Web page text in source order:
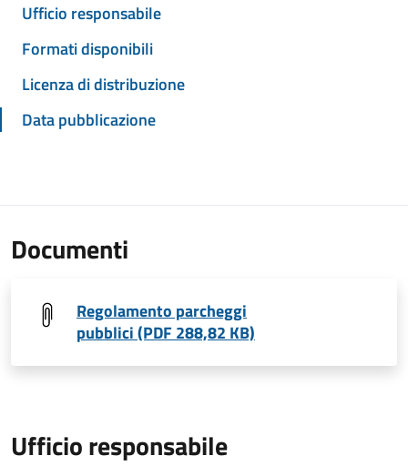
Ufficio responsabile
Formati disponibili
Licenza di distribuzione
Data pubblicazione
Documenti
Regolamento parcheggi
pubblici (PDF 288,82 KB)
Ufficio responsabile